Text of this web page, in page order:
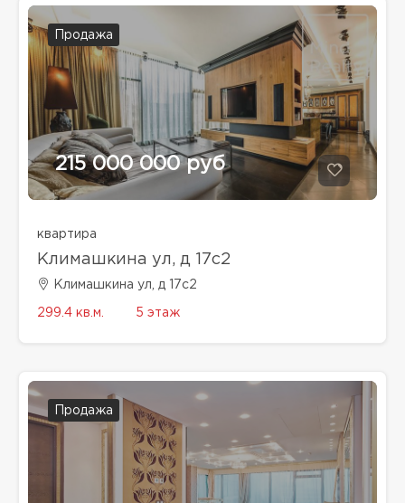
Продажа
215 000 000 руб
квартира
Климашкина ул, д 17с2
Климашкина ул, д 17с2
299.4 кв.м. 5 этаж
Продажа